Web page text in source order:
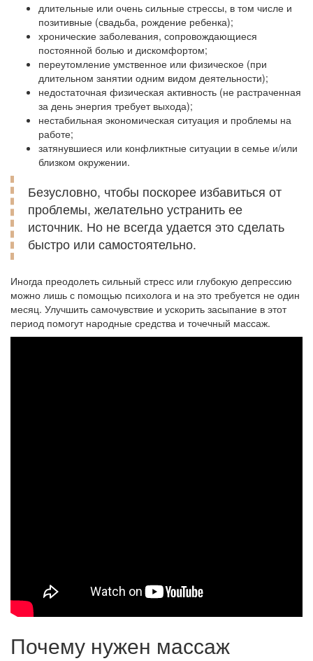
длительные или очень сильные стрессы, в том числе и
позитивные (свадьба, рождение ребенка);
хронические заболевания, сопровождающиеся
постоянной болью и дискомфортом;
переутомление умственное или физическое (при
длительном занятии одним видом деятельности);
недостаточная физическая активность (не растраченная
за день энергия требует выхода);
нестабильная экономическая ситуация и проблемы на
работе;
затянувшиеся или конфликтные ситуации в семье и/или
близком окружении.
Безусловно, чтобы поскорее избавиться от
проблемы, желательно устранить ее
источник. Но не всегда удается это сделать
быстро или самостоятельно.
Иногда преодолеть сильный стресс или глубокую депрессию
можно лишь с помощью психолога и на это требуется не один
месяц. Улучшить самочувствие и ускорить засыпание в этот
период помогут народные средства и точечный массаж.
Почему нужен массаж